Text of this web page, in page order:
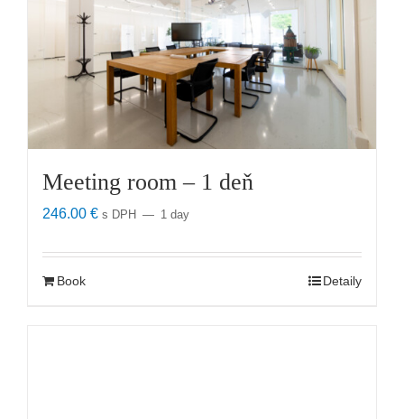
Meeting room – 1 deň
246.00 € s DPH 1 day
Book Detaily